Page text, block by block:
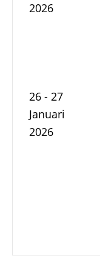
2026
26 - 27
Januari
2026